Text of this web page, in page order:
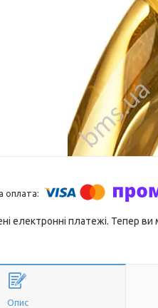
електронні платежі. Тепер
Опис